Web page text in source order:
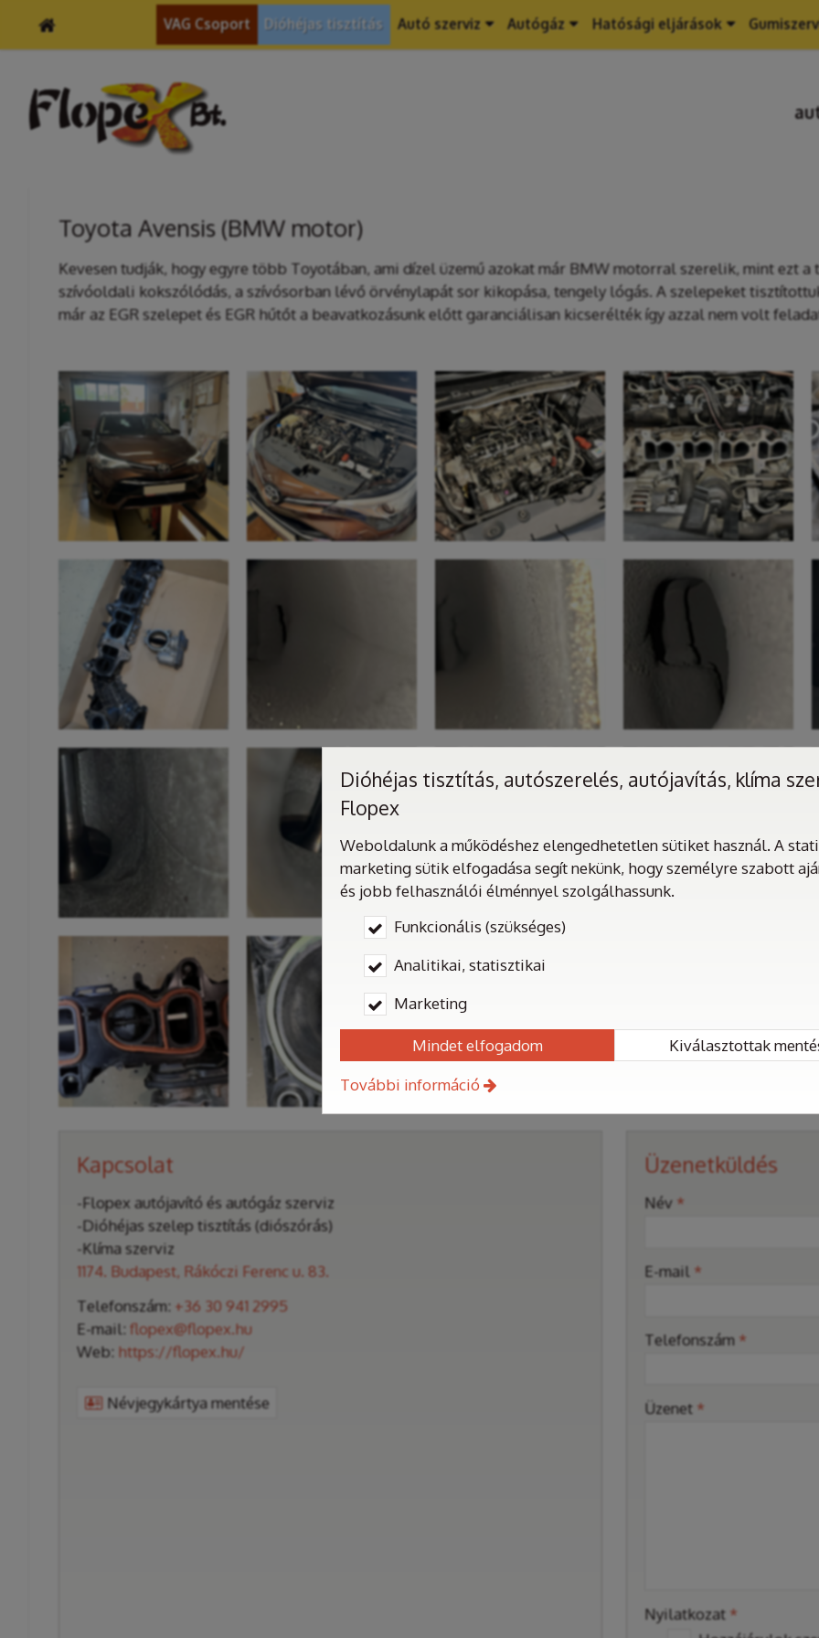
VAG Csoport Dióhéjas tisztítás Autó szerviz Autógáz Hatósági eljárások
Toyota Avensis (BMW motor)
Kevesen tudják, hogy egyre több Toyotában, ami dízel üzemű azokat már BMW motorral szerelik, mint ezt a
szívóoldali kokszólódás, a szívósorban lévő örvénylapát sor kikopása, tengely lógás. A szelepeket
már az EGR szelepet és EGR hűtőt a beavatkozásunk előtt garanciálisan kicserélték így azzal nem volt
Kapcsolat
-Flopex autójavító és autógáz szerviz
-Dióhéjas szelep tisztítás (diószórás)
-Klíma szerviz
1174. Budapest, Rákóczi Ferenc u. 83.
Telefonszám: +36 30 941 2995
E-mail: flopex@flopex.hu
Web: https://flopex.hu/
Névjegykártya mentése
Üzenetküldés
Név *
E-mail *
Telefonszám *
Üzenet *
Nyilatkozat *
Dióhéjas tisztítás, autószerelés, autójavítás, klíma
Flopex
Weboldalunk a működéshez elengedhetetlen sütiket használ. A
marketing sütik elfogadása segít nekünk, hogy személyre szabott
és jobb felhasználói élménnyel szolgálhassunk.
Funkcionális (szükséges)
Analitikai, statisztikai
Marketing
Mindet elfogadom Kiválasztottak
További információ